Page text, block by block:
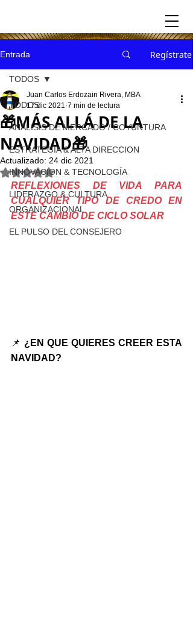
Entrada Regístrate
TODOS
ANÁLISIS DE MERCADO / COYUNTURA
ESTRATEGIA & ALTA DIRECCION
INNOVACION & TECNOLOGÍA
LIDERAZGO & CULTURA
ORGANIZACIONAL
EL PULSO DEL CONSEJERO
TODOS
🎁MÁS ALLÁ DE LA
NAVIDAD🎁
Juan Carlos Erdozain Rivera, MBA
17 dic 2021 7 min de lectura
Actualizado: 24 dic 2021
Obtuvo NaN de 5 estrellas.
REFLEXIONES DE VIDA PARA
CUALQUIER TIPO DE CREDO EN
ESTE CAMBIO DE CICLO SOLAR
📌 ¿EN QUE QUIERES CREER ESTA
NAVIDAD?